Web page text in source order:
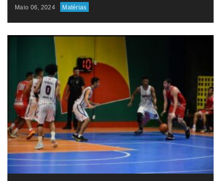
Maio 06, 2024
Matérias